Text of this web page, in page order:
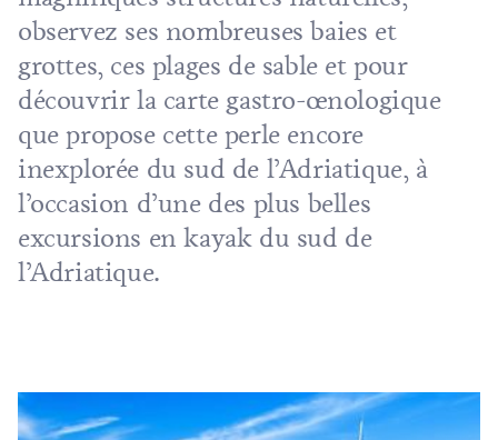
observez ses nombreuses baies et
grottes, ces plages de sable et pour
découvrir la carte gastro-œnologique
que propose cette perle encore
inexplorée du sud de l’Adriatique, à
l’occasion d’une des plus belles
excursions en kayak du sud de
l’Adriatique.